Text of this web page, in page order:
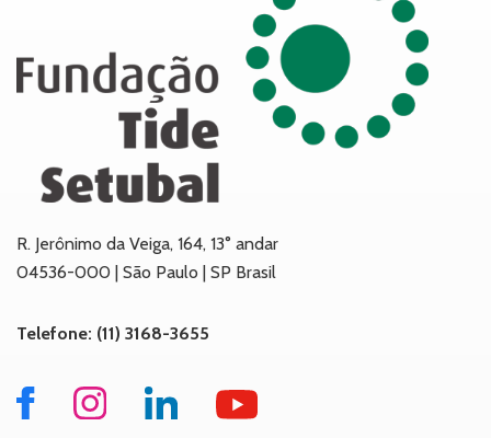
R. Jerônimo da Veiga, 164, 13° andar
04536-000 | São Paulo | SP Brasil
Telefone: (11) 3168-3655